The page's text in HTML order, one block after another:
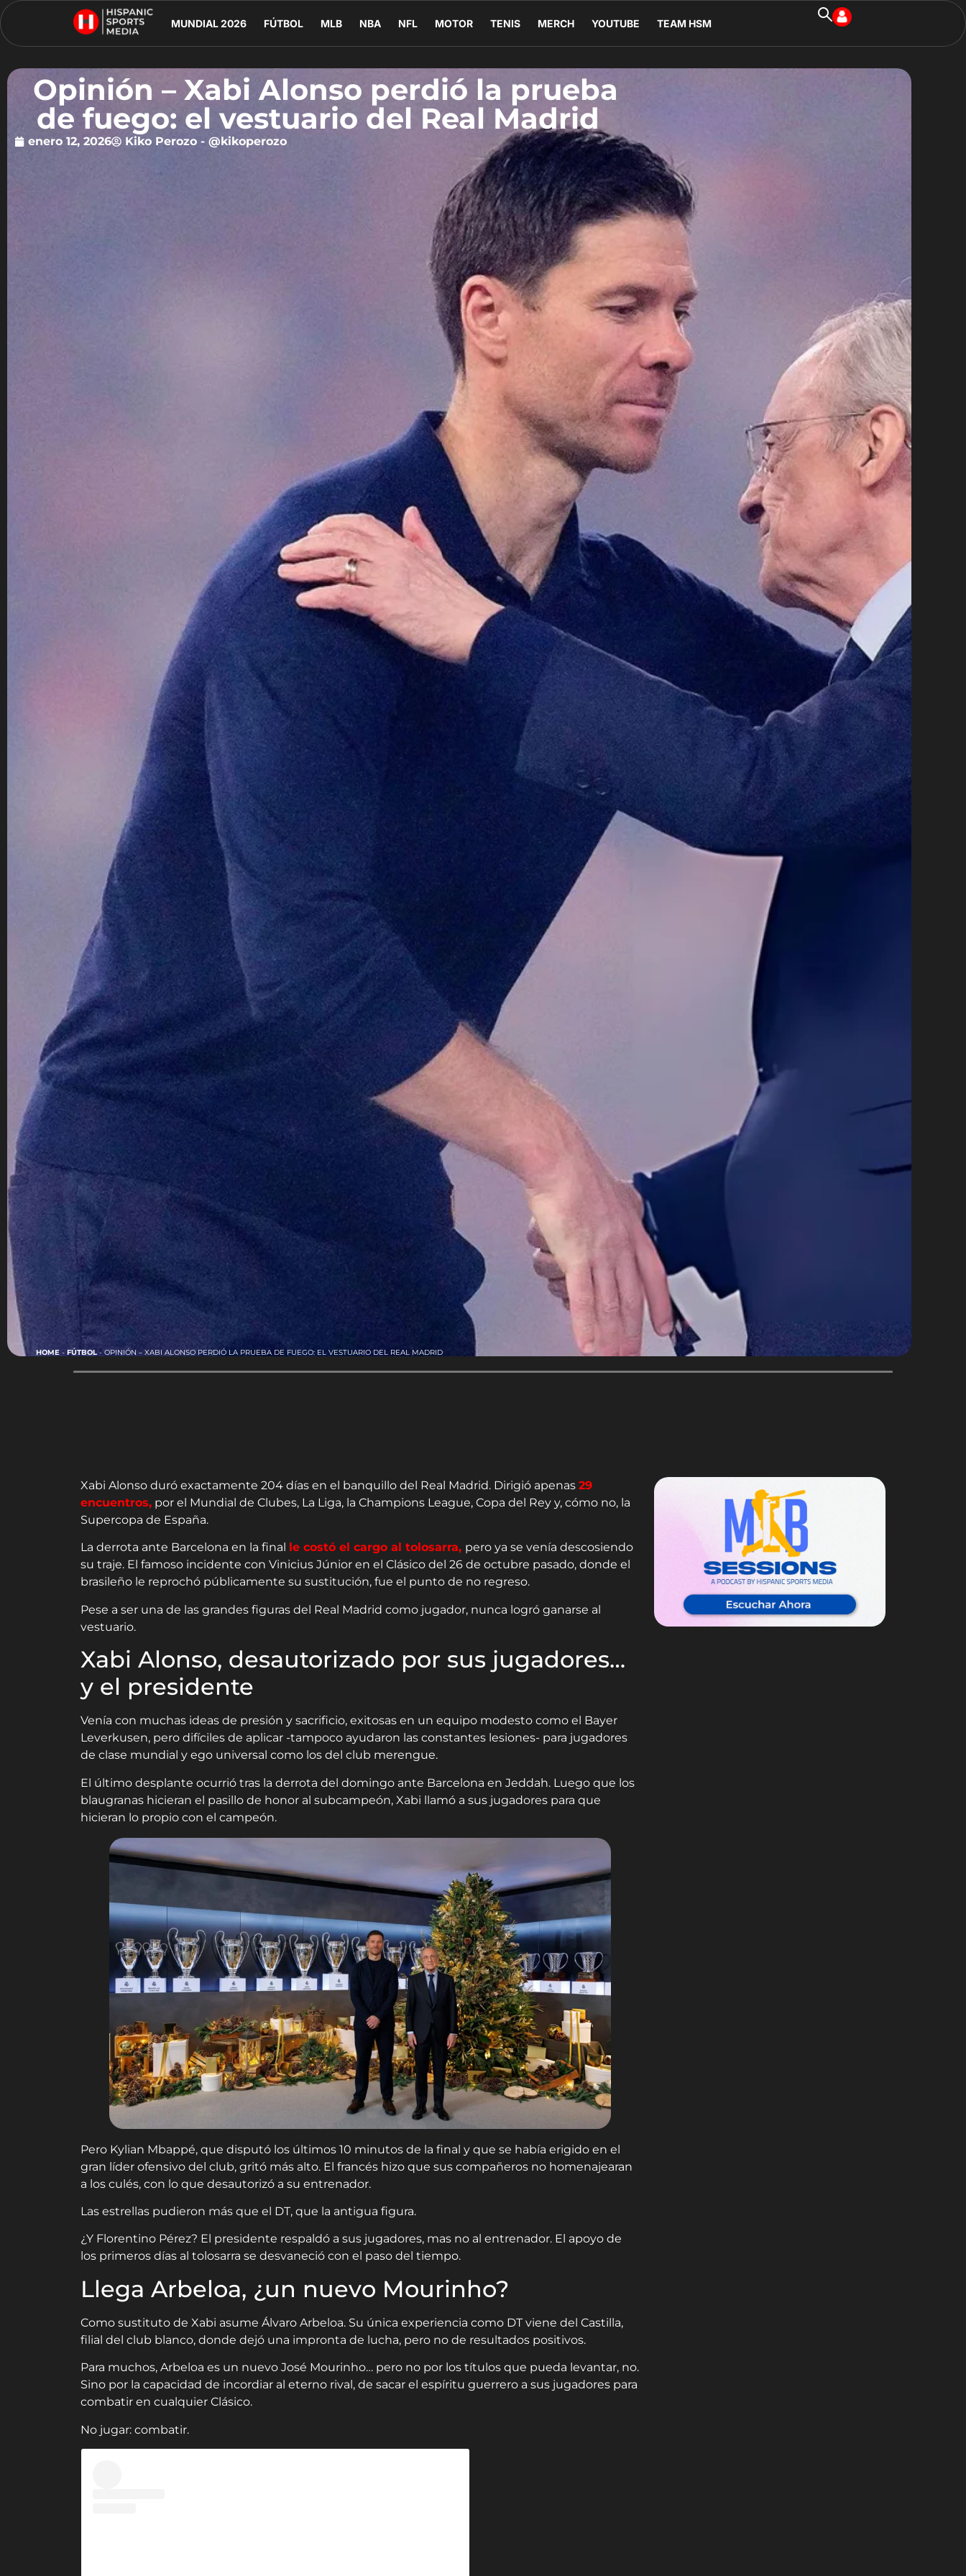
MUNDIAL 2026 FÚTBOL MLB NBA NFL MOTOR TENIS MERCH YOUTUBE TEAM HSM
Opinión – Xabi Alonso perdió la prueba
de fuego: el vestuario del Real Madrid
enero 12, 2026 Kiko Perozo - @kikoperozo
HOME- FÚTBOL- OPINIÓN – XABI ALONSO PERDIÓ LA PRUEBA DE FUEGO: EL VESTUARIO DEL REAL MADRID
Xabi Alonso duró exactamente 204 días en el banquillo del Real Madrid. Dirigió apenas 29
encuentros, por el Mundial de Clubes, La Liga, la Champions League, Copa del Rey y, cómo no, la
Supercopa de España.
La derrota ante Barcelona en la final le costó el cargo al tolosarra, pero ya se venía descosiendo
su traje. El famoso incidente con Vinicius Júnior en el Clásico del 26 de octubre pasado, donde el
brasileño le reprochó públicamente su sustitución, fue el punto de no regreso.
Pese a ser una de las grandes figuras del Real Madrid como jugador, nunca logró ganarse al
vestuario.
Xabi Alonso, desautorizado por sus jugadores…
y el presidente
Venía con muchas ideas de presión y sacrificio, exitosas en un equipo modesto como el Bayer
Leverkusen, pero difíciles de aplicar -tampoco ayudaron las constantes lesiones- para jugadores
de clase mundial y ego universal como los del club merengue.
El último desplante ocurrió tras la derrota del domingo ante Barcelona en Jeddah. Luego que los
blaugranas hicieran el pasillo de honor al subcampeón, Xabi llamó a sus jugadores para que
hicieran lo propio con el campeón.
Pero Kylian Mbappé, que disputó los últimos 10 minutos de la final y que se había erigido en el
gran líder ofensivo del club, gritó más alto. El francés hizo que sus compañeros no homenajearan
a los culés, con lo que desautorizó a su entrenador.
Las estrellas pudieron más que el DT, que la antigua figura.
¿Y Florentino Pérez? El presidente respaldó a sus jugadores, mas no al entrenador. El apoyo de
los primeros días al tolosarra se desvaneció con el paso del tiempo.
Llega Arbeloa, ¿un nuevo Mourinho?
Como sustituto de Xabi asume Álvaro Arbeloa. Su única experiencia como DT viene del Castilla,
filial del club blanco, donde dejó una impronta de lucha, pero no de resultados positivos.
Para muchos, Arbeloa es un nuevo José Mourinho… pero no por los títulos que pueda levantar, no.
Sino por la capacidad de incordiar al eterno rival, de sacar el espíritu guerrero a sus jugadores para
combatir en cualquier Clásico.
No jugar: combatir.